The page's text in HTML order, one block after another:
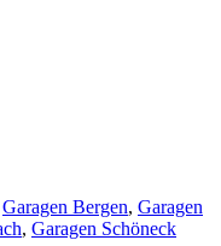
Garagen Bergen, Garagen
, Garagen Schöneck